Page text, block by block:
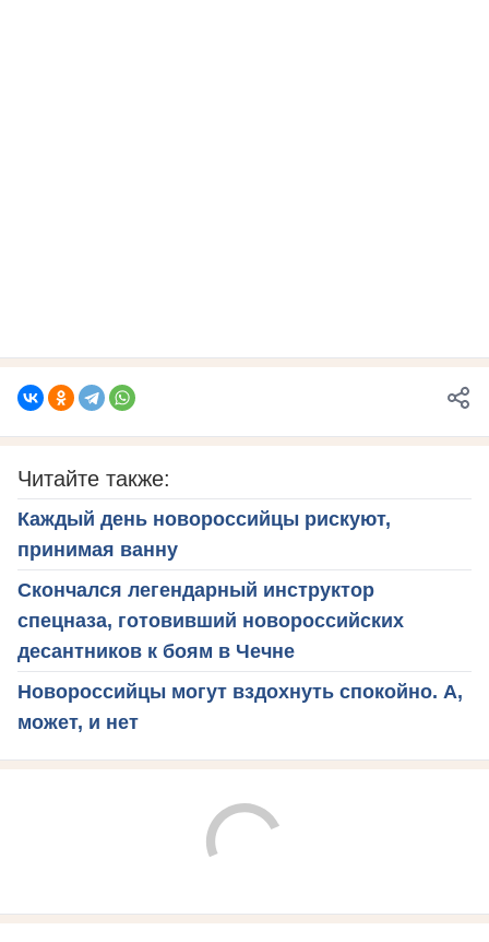
Читайте также:
Каждый день новороссийцы рискуют,
принимая ванну
Скончался легендарный инструктор
спецназа, готовивший новороссийских
десантников к боям в Чечне
Новороссийцы могут вздохнуть спокойно. А,
может, и нет